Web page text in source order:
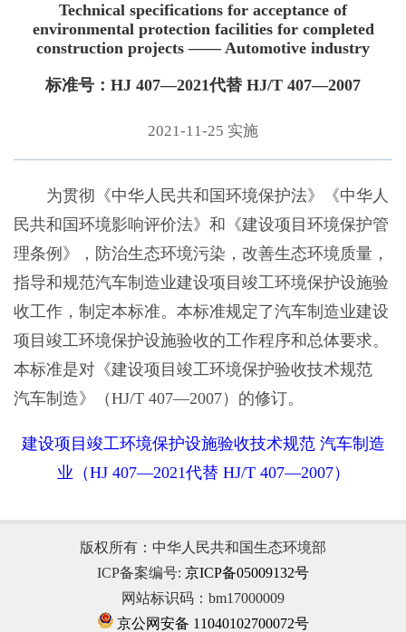
Technical specifications for acceptance of
environmental protection facilities for completed
construction projects —— Automotive industry
标准号：HJ 407—2021代替 HJ/T 407—2007
2021-11-25 实施
为贯彻《中华人民共和国环境保护法》《中华人
民共和国环境影响评价法》和《建设项目环境保护管
理条例》，防治生态环境污染，改善生态环境质量，
指导和规范汽车制造业建设项目竣工环境保护设施验
收工作，制定本标准。本标准规定了汽车制造业建设
项目竣工环境保护设施验收的工作程序和总体要求。
本标准是对《建设项目竣工环境保护验收技术规范
汽车制造》（HJ/T 407—2007）的修订。
建设项目竣工环境保护设施验收技术规范 汽车制造
业（HJ 407—2021代替 HJ/T 407—2007）
版权所有：中华人民共和国生态环境部
ICP备案编号: 京ICP备05009132号
网站标识码：bm17000009
京公网安备 11040102700072号